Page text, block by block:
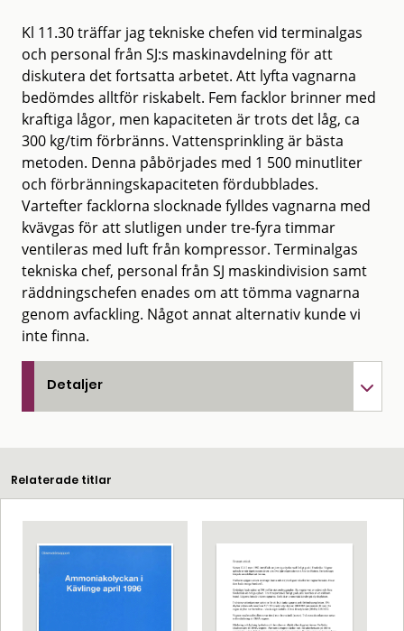
Kl 11.30 träffar jag tekniske chefen vid terminalgas
och personal från SJ:s maskinavdelning för att
diskutera det fortsatta arbetet. Att lyfta vagnarna
bedömdes alltför riskabelt. Fem facklor brinner med
kraftiga lågor, men kapaciteten är trots det låg, ca
300 kg/tim förbränns. Vattensprinkling är bästa
metoden. Denna påbörjades med 1 500 minutliter
och förbränningskapaciteten fördubblades.
Vartefter facklorna slocknade fylldes vagnarna med
kvävgas för att slutligen under tre-fyra timmar
ventileras med luft från kompressor. Terminalgas
tekniska chef, personal från SJ maskindivision samt
räddningschefen enades om att tömma vagnarna
genom avfackling. Något annat alternativ kunde vi
inte finna.
Detaljer
Relaterade titlar